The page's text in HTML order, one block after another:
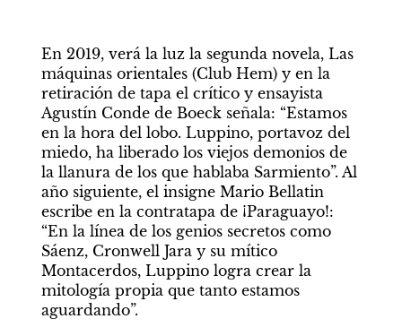
En 2019, verá la luz la segunda novela, Las
máquinas orientales (Club Hem) y en la
retiración de tapa el crítico y ensayista
Agustín Conde de Boeck señala: “Estamos
en la hora del lobo. Luppino, portavoz del
miedo, ha liberado los viejos demonios de
la llanura de los que hablaba Sarmiento”. Al
año siguiente, el insigne Mario Bellatin
escribe en la contratapa de ¡Paraguayo!:
“En la línea de los genios secretos como
Sáenz, Cronwell Jara y su mítico
Montacerdos, Luppino logra crear la
mitología propia que tanto estamos
aguardando”.